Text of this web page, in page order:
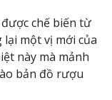
chế biến từ
một vị mới của
này mà mảnh
bản đồ rượu